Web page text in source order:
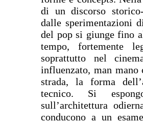
di un discorso
dalle sperimentazioni
del pop si giunge fino
tempo, fortemente
soprattutto nel
influenzato, man mano
strada, la forma
tecnico. Si
sull’architettura
conducono a un